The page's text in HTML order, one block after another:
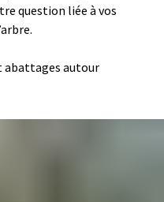
question liée à vos
abattages autour